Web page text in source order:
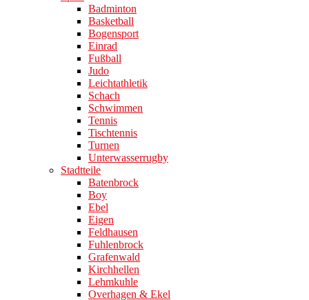
Badminton
Basketball
Bogensport
Einrad
Fußball
Judo
Leichtathletik
Schach
Schwimmen
Tennis
Tischtennis
Turnen
Unterwasserrugby
Stadtteile
Batenbrock
Boy
Ebel
Eigen
Feldhausen
Fuhlenbrock
Grafenwald
Kirchhellen
Lehmkuhle
Overhagen & Ekel